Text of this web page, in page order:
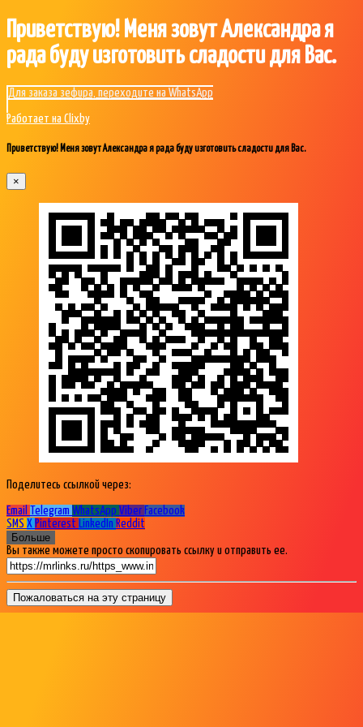
Приветствую! Меня зовут Александра я
рада буду изготовить сладости для Вас.
Для заказа зефира, переходите на WhatsApp
Работает на Clixby
Приветствую! Меня зовут Александра я рада буду изготовить сладости для Вас.
×
Поделитесь ссылкой через:
Email Telegram WhatsApp Viber Facebook
SMS X Pinterest LinkedIn Reddit
Больше
Вы также можете просто скопировать ссылку и отправить ее.
Пожаловаться на эту страницу